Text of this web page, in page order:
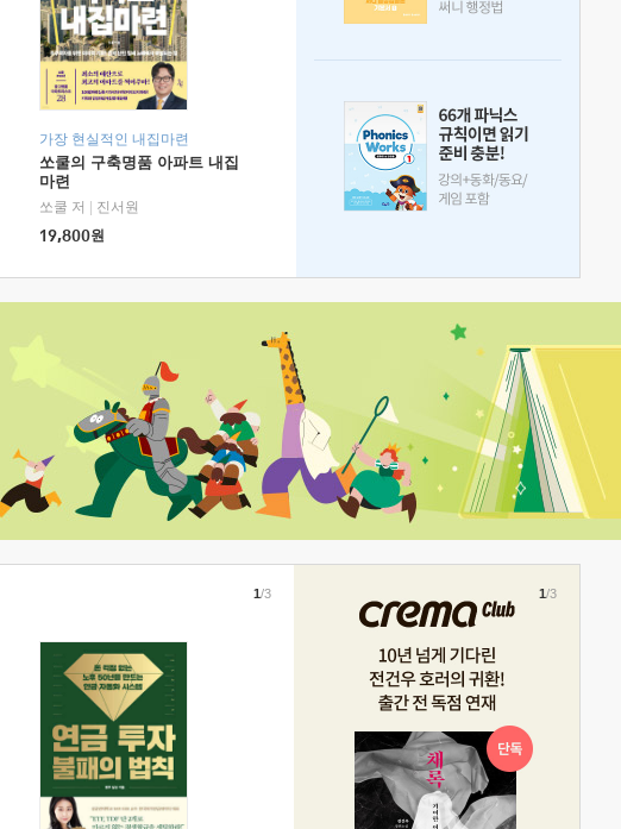
가장 현실적인 내집마련
쏘쿨의 구축명품 아파트 내집
마련
쏘쿨 저
진서원
19,800원
1/3 1/3